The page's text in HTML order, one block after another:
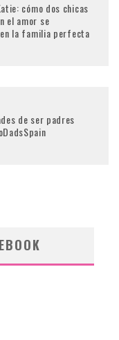
cómo dos chicas
el amor se
la familia perfecta
de ser padres